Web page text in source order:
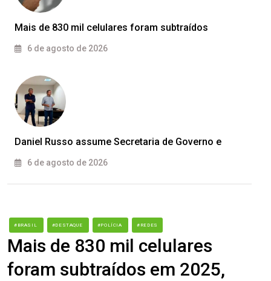
Mais de 830 mil celulares foram subtraídos
6 de agosto de 2026
Daniel Russo assume Secretaria de Governo e
6 de agosto de 2026
#BRASIL #DESTAQUE #POLÍCIA #REDES
Mais de 830 mil celulares
foram subtraídos em 2025,